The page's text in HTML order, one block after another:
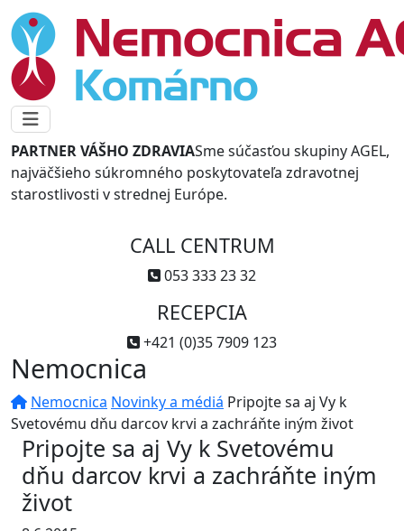
PARTNER VÁŠHO ZDRAVIASme súčasťou skupiny AGEL,
najväčšieho súkromného poskytovateľa zdravotnej
starostlivosti v strednej Európe.
CALL CENTRUM
053 333 23 32
RECEPCIA
+421 (0)35 7909 123
Nemocnica
Nemocnica Novinky a médiá Pripojte sa aj Vy k
Svetovému dňu darcov krvi a zachráňte iným život
Pripojte sa aj Vy k Svetovému
dňu darcov krvi a zachráňte iným
život